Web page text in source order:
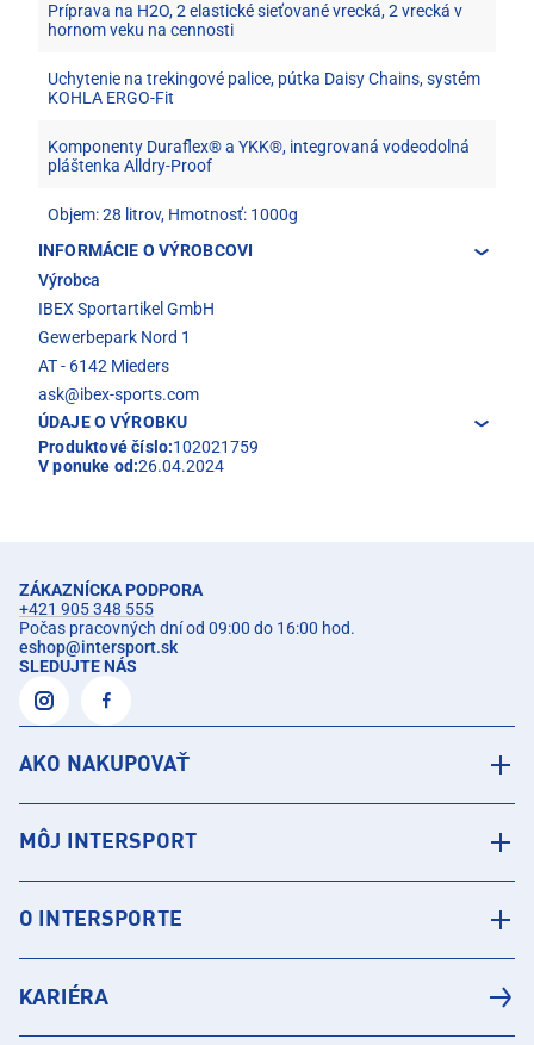
Príprava na H2O, 2 elastické sieťované vrecká, 2 vrecká v
hornom veku na cennosti
Uchytenie na trekingové palice, pútka Daisy Chains, systém
KOHLA ERGO-Fit
Komponenty Duraflex® a YKK®, integrovaná vodeodolná
pláštenka Alldry-Proof
Objem: 28 litrov, Hmotnosť: 1000g
INFORMÁCIE O VÝROBCOVI
Výrobca
IBEX Sportartikel GmbH
Gewerbepark Nord 1
AT - 6142 Mieders
ask@ibex-sports.com
ÚDAJE O VÝROBKU
Produktové číslo:102021759
V ponuke od:26.04.2024
ZÁKAZNÍCKA PODPORA
+421 905 348 555
Počas pracovných dní od 09:00 do 16:00 hod.
eshop@intersport.sk
SLEDUJTE NÁS
AKO NAKUPOVAŤ
MÔJ INTERSPORT
O INTERSPORTE
KARIÉRA